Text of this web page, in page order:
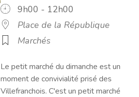
9h00 - 12h00
Place de la République
Marchés
Le petit marché du dimanche est un
moment de convivialité prisé des
Villefranchois. C'est un petit marché